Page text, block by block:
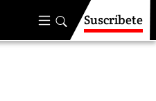
Suscríbete